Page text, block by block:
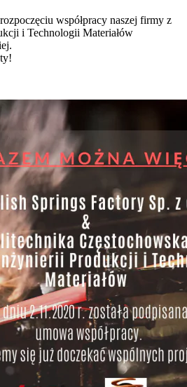
współpracy naszej firmy z
i Technologii Materiałów